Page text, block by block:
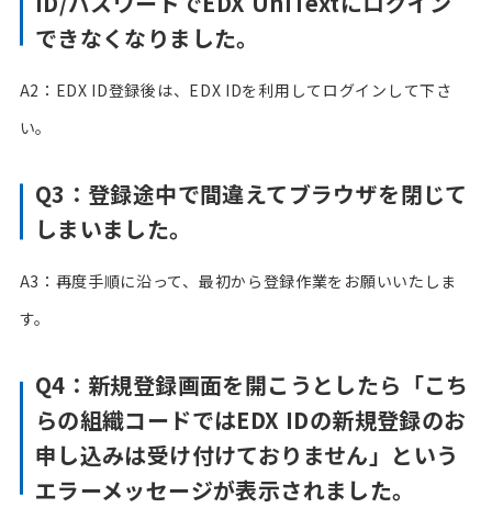
できなくなりました。
A2：EDX ID登録後は、EDX IDを利用してログインして下さ
い。
Q3：登録途中で間違えてブラウザを閉じて
しまいました。
A3：再度手順に沿って、最初から登録作業をお願いいたしま
す。
Q4：新規登録画面を開こうとしたら「こち
らの組織コードではEDX IDの新規登録のお
申し込みは受け付けておりません」という
エラーメッセージが表示されました。